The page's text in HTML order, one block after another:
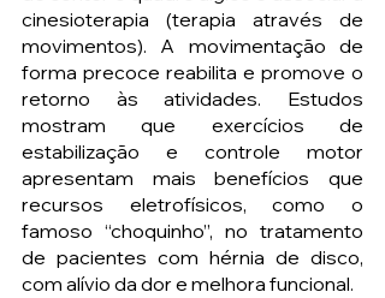
cinesioterapia (terapia através de
movimentos). A movimentação de
forma precoce reabilita e promove o
retorno às atividades. Estudos
mostram que exercícios de
estabilização e controle motor
apresentam mais benefícios que
recursos eletrofísicos, como o
famoso “choquinho”, no tratamento
de pacientes com hérnia de disco,
com alívio da dor e melhora funcional.